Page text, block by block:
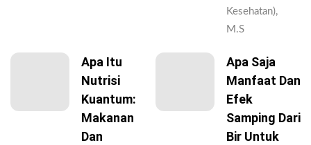
Kesehatan),
M.S
Apa Itu
Nutrisi
Kuantum:
Makanan
Dan
Apa Saja
Manfaat Dan
Efek
Samping Dari
Bir Untuk